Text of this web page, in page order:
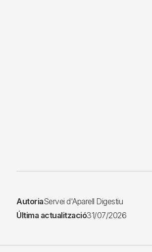
AutoriaServei d'Aparell Digestiu
Última actualització31/07/2026